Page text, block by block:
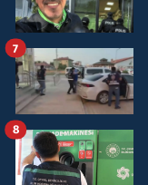
7
8